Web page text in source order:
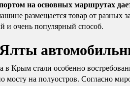
на основных маршрутах
размещается товар от разных
и очень популярный способ.
Ялты
в Крым стали особенно
на полуостров. Согласно